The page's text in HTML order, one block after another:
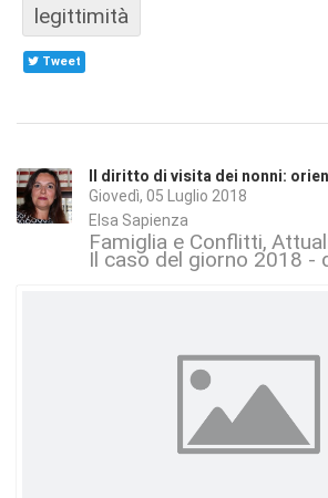
legittimità
Tweet
Il diritto di visita dei nonni:
Giovedì, 05 Luglio 2018
Elsa Sapienza
Famiglia e Conflitti
Il caso del giorno 2018